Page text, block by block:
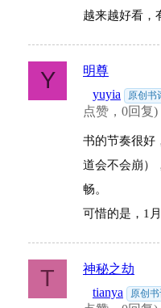
越来越好看，
Y 明尊
yuyia 原创书
点赞，0回复)
书的节奏很好
道会不会崩）
畅。
可惜的是，1
T 神秘之劫
tianya 原创